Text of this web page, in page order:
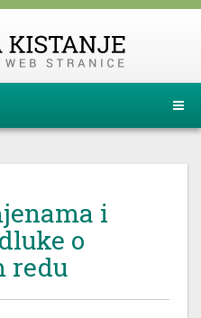
i
o
redu